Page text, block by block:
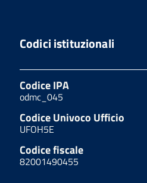
Codici istituzionali
Codice IPA
odmc_045
Codice Univoco Ufficio
UFOH5E
Codice fiscale
82001490455